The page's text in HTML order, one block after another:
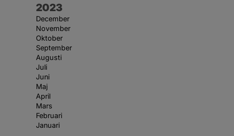
År:
2023
December
November
Oktober
September
Augusti
Juli
Juni
Maj
April
Mars
Februari
Januari